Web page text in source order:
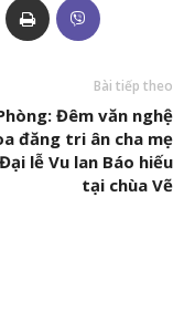
Bài tiếp theo
Đêm văn nghệ
đăng tri ân cha mẹ
lễ Vu lan Báo hiếu
tại chùa Vẽ